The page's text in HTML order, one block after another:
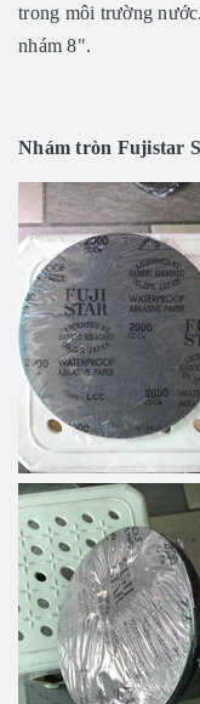
trong môi trường
nhám 8".
Nhám tròn Fujistar